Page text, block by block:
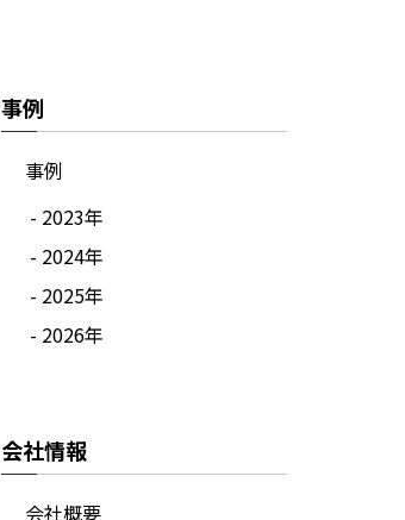
事例
事例
- 2023年
- 2024年
- 2025年
- 2026年
会社情報
会社概要